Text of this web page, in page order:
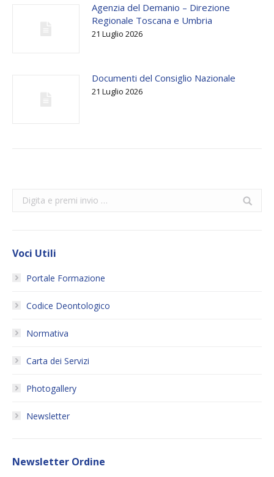
Agenzia del Demanio – Direzione
Regionale Toscana e Umbria
21 Luglio 2026
Documenti del Consiglio Nazionale
21 Luglio 2026
Search:
Voci Utili
Portale Formazione
Codice Deontologico
Normativa
Carta dei Servizi
Photogallery
Newsletter
Newsletter Ordine